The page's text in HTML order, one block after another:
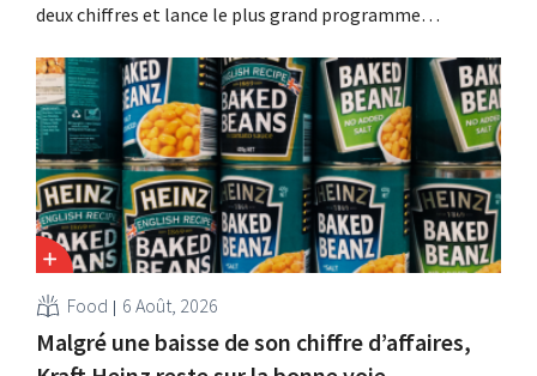
deux chiffres et lance le plus grand programme
capacité de production de Biscoff : « Nous devons saisir
cette opportunité ».
Food 6 Août, 2026
Malgré une baisse de son chiffre d’affaires,